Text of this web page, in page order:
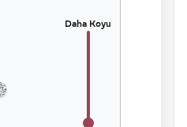
Daha Koyu